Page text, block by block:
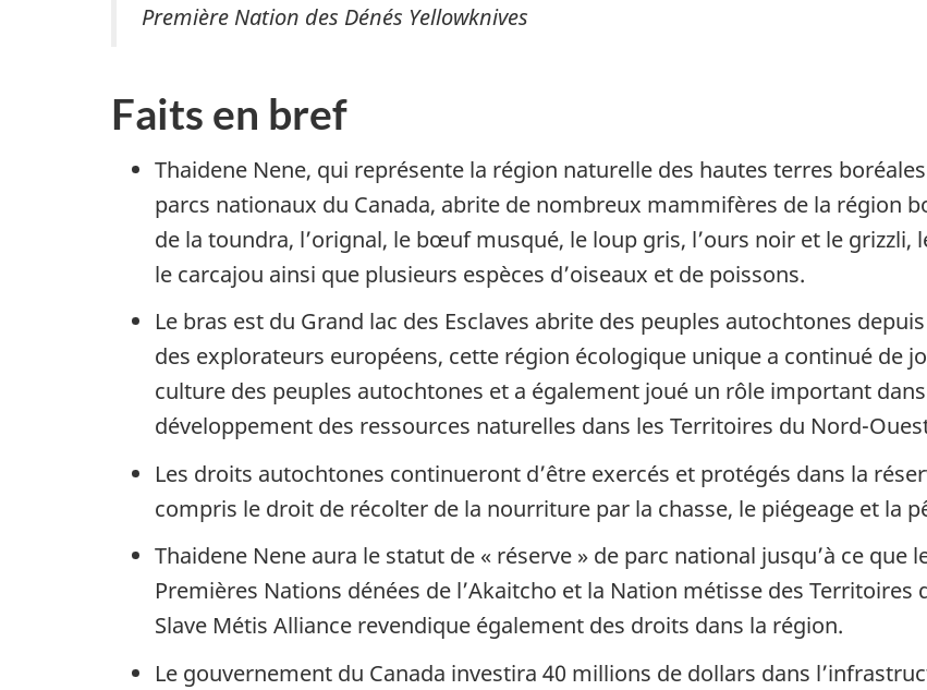
Première Nation des Dénés Yellowknives
Faits en bref
Thaidene Nene, qui représente la région naturelle des hautes terres
parcs nationaux du Canada, abrite de nombreux mammifères de la région
de la toundra, l’orignal, le bœuf musqué, le loup gris, l’ours noir et le
le carcajou ainsi que plusieurs espèces d’oiseaux et de poissons.
Le bras est du Grand lac des Esclaves abrite des peuples autochtones
des explorateurs européens, cette région écologique unique a continué de
culture des peuples autochtones et a également joué un rôle important
développement des ressources naturelles dans les Territoires du Nord-
Les droits autochtones continueront d’être exercés et protégés dans la
compris le droit de récolter de la nourriture par la chasse, le piégeage et la
Thaidene Nene aura le statut de « réserve » de parc national jusqu’à ce
Premières Nations dénées de l’Akaitcho et la Nation métisse des
Slave Métis Alliance revendique également des droits dans la région.
Le gouvernement du Canada investira 40 millions de dollars dans